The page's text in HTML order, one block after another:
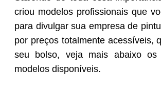
criou modelos profissionais que
para divulgar sua empresa de
por preços totalmente acessíveis,
seu bolso, veja mais abaixo os
modelos disponíveis.